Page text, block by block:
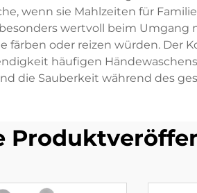
wenn sie Mahlzeiten für
wertvoll beim
färben oder reizen würden. Der
häufigen
die Sauberkeit während des